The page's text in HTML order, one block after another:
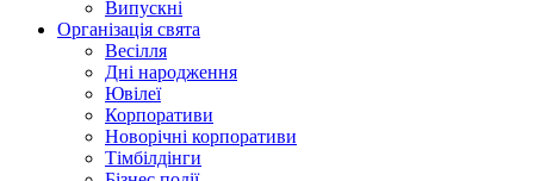
Випускні
Організація свята
Весілля
Дні народження
Ювілеї
Корпоративи
Новорічні корпоративи
Тімбілдінги